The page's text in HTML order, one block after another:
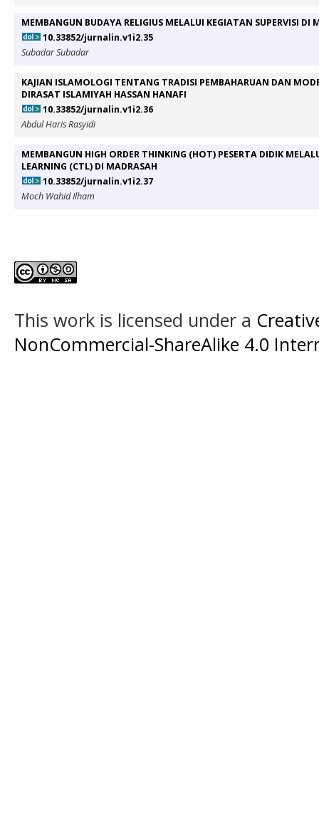
MEMBANGUN BUDAYA RELIGIUS MELALUI KEGIATAN SUPERVISI DI
10.33852/jurnalin.v1i2.35
Subadar Subadar
KAJIAN ISLAMOLOGI TENTANG TRADISI PEMBAHARUAN DAN
DIRASAT ISLAMIYAH HASSAN HANAFI
10.33852/jurnalin.v1i2.36
Abdul Haris Rasyidi
MEMBANGUN HIGH ORDER THINKING (HOT) PESERTA DIDIK
LEARNING (CTL) DI MADRASAH
10.33852/jurnalin.v1i2.37
Moch Wahid Ilham
This work is licensed under a
NonCommercial-ShareAlike 4.0